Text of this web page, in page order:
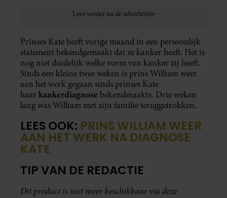
Prinses Kate heeft vorige maand in een persoonlijk
statement bekendgemaakt dat ze kanker heeft. Het is
nog niet duidelijk welke vorm van kanker zij heeft.
Sinds een kleine twee weken is prins William weer
aan het werk gegaan sinds prinses Kate
haar kankerdiagnose bekendmaakte. Drie weken
lang was William met zijn familie teruggetrokken.
LEES OOK: PRINS WILLIAM WEER
AAN HET WERK NA DIAGNOSE
KATE
TIP VAN DE REDACTIE
Dit product is niet meer beschikbaar via deze